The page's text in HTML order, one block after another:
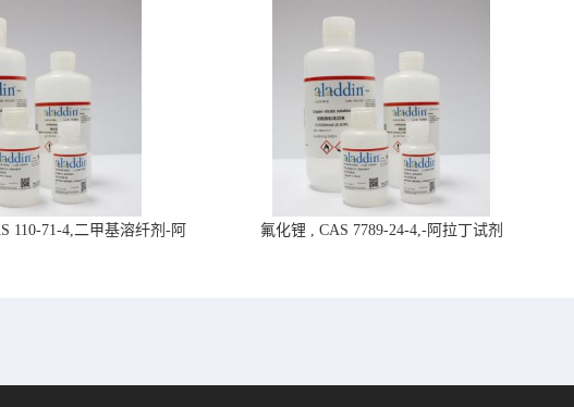
110-71-4,二甲基溶纤剂-阿
氟化锂 , CAS 7789-24-4,-阿拉丁试剂